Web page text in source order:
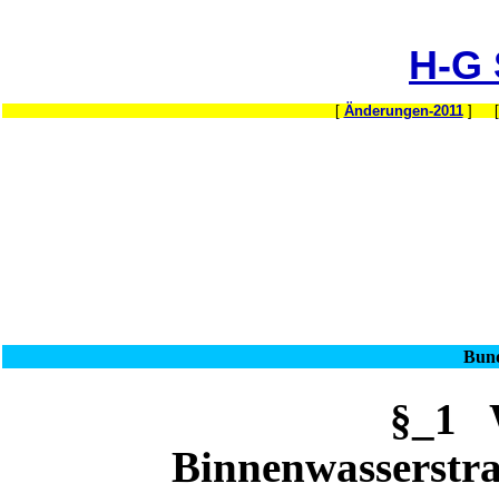
H-G
[ Änderungen-2011]
§_1